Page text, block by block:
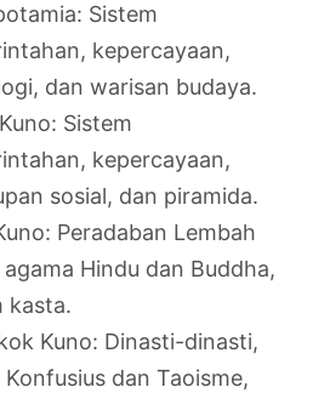
Sistem
kepercayaan,
dan warisan budaya.
Sistem
kepercayaan,
sosial, dan piramida.
Peradaban Lembah
agama Hindu dan Buddha,
kasta.
Kuno: Dinasti-dinasti,
Konfusius dan Taoisme,